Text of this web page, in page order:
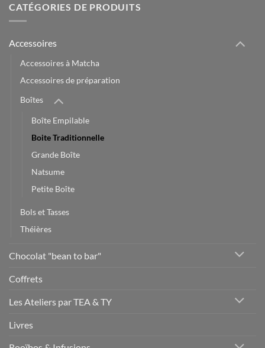
CATÉGORIES DE PRODUITS
Accessoires
Accessoires à Matcha
Accessoires de préparation
Boîtes
Boîte Empilable
Boite Traditionnelle
Grande Boîte
Natsume
Petite Boîte
Bols et Tasses
Théières
Chocolat "bean to bar"
Coffrets
Les Ateliers par TEA & TY
Livres